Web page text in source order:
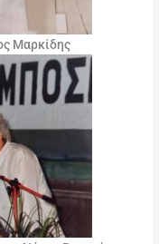
Μαρκίδης